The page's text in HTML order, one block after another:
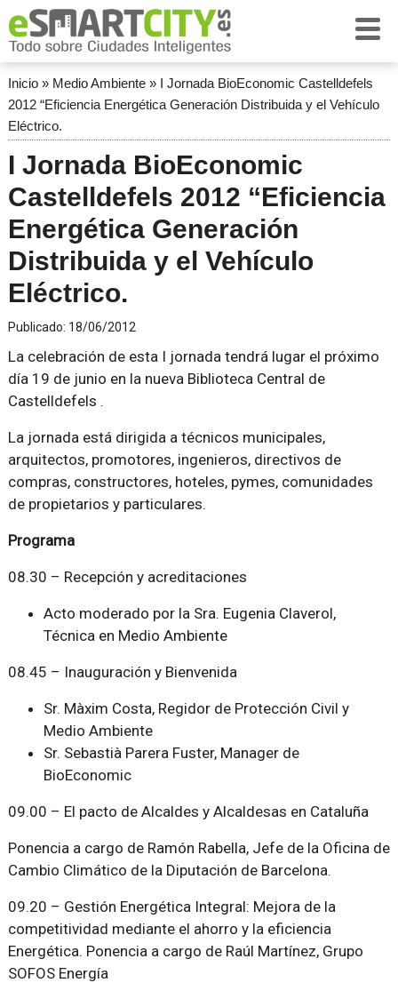
Inicio» Medio Ambiente» I Jornada BioEconomic Castelldefels
2012 “Eficiencia Energética Generación Distribuida y el Vehículo
Eléctrico.
I Jornada BioEconomic
Castelldefels 2012 “Eficiencia
Energética Generación
Distribuida y el Vehículo
Eléctrico.
Publicado: 18/06/2012
La celebración de esta I jornada tendrá lugar el próximo
día 19 de junio en la nueva Biblioteca Central de
Castelldefels .
La jornada está dirigida a técnicos municipales,
arquitectos, promotores, ingenieros, directivos de
compras, constructores, hoteles, pymes, comunidades
de propietarios y particulares.
Programa
08.30 – Recepción y acreditaciones
Acto moderado por la Sra. Eugenia Claverol,
Técnica en Medio Ambiente
08.45 – Inauguración y Bienvenida
Sr. Màxim Costa, Regidor de Protección Civil y
Medio Ambiente
Sr. Sebastià Parera Fuster, Manager de
BioEconomic
09.00 – El pacto de Alcaldes y Alcaldesas en Cataluña
Ponencia a cargo de Ramón Rabella, Jefe de la Oficina de
Cambio Climático de la Diputación de Barcelona.
09.20 – Gestión Energética Integral: Mejora de la
competitividad mediante el ahorro y la eficiencia
Energética. Ponencia a cargo de Raúl Martínez, Grupo
SOFOS Energía